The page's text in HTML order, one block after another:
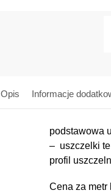
Opis Informacje
podstawowa
– uszczelki
profil
Cena za metr